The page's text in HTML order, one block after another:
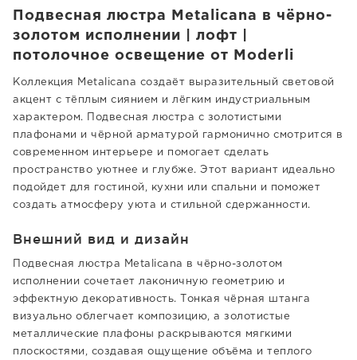
Подвесная люстра Metalicana в чёрно-
золотом исполнении | лофт |
потолочное освещение от Moderli
Коллекция Metalicana создаёт выразительный световой
акцент с тёплым сиянием и лёгким индустриальным
характером. Подвесная люстра с золотистыми
плафонами и чёрной арматурой гармонично смотрится в
современном интерьере и помогает сделать
пространство уютнее и глубже. Этот вариант идеально
подойдет для гостиной, кухни или спальни и поможет
создать атмосферу уюта и стильной сдержанности.
Внешний вид и дизайн
Подвесная люстра Metalicana в чёрно-золотом
исполнении сочетает лаконичную геометрию и
эффектную декоративность. Тонкая чёрная штанга
визуально облегчает композицию, а золотистые
металлические плафоны раскрываются мягкими
плоскостями, создавая ощущение объёма и теплого